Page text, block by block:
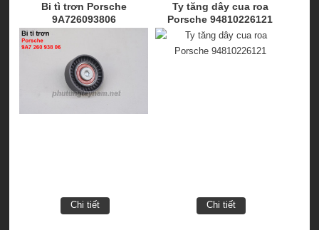
Bi tì trơn Porsche
9A726093806
Chi tiết
Ty tăng dây cua roa
Porsche 94810226121
Chi tiết